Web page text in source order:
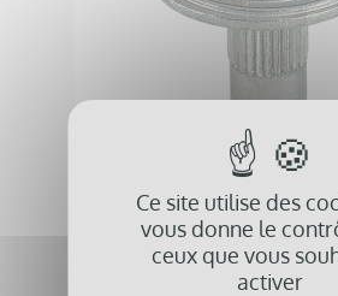
MÉTACLOU Striés Extérieur À
Ce site utilise des
vous donne le
ceux que vous
activer